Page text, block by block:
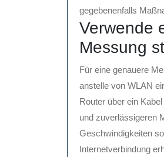
gegebenenfalls
Verwende
Messung
Für eine genauere
anstelle von WLAN
Router über ein
und zuverlässigeren
Geschwindigkeiten
Internetverbindung